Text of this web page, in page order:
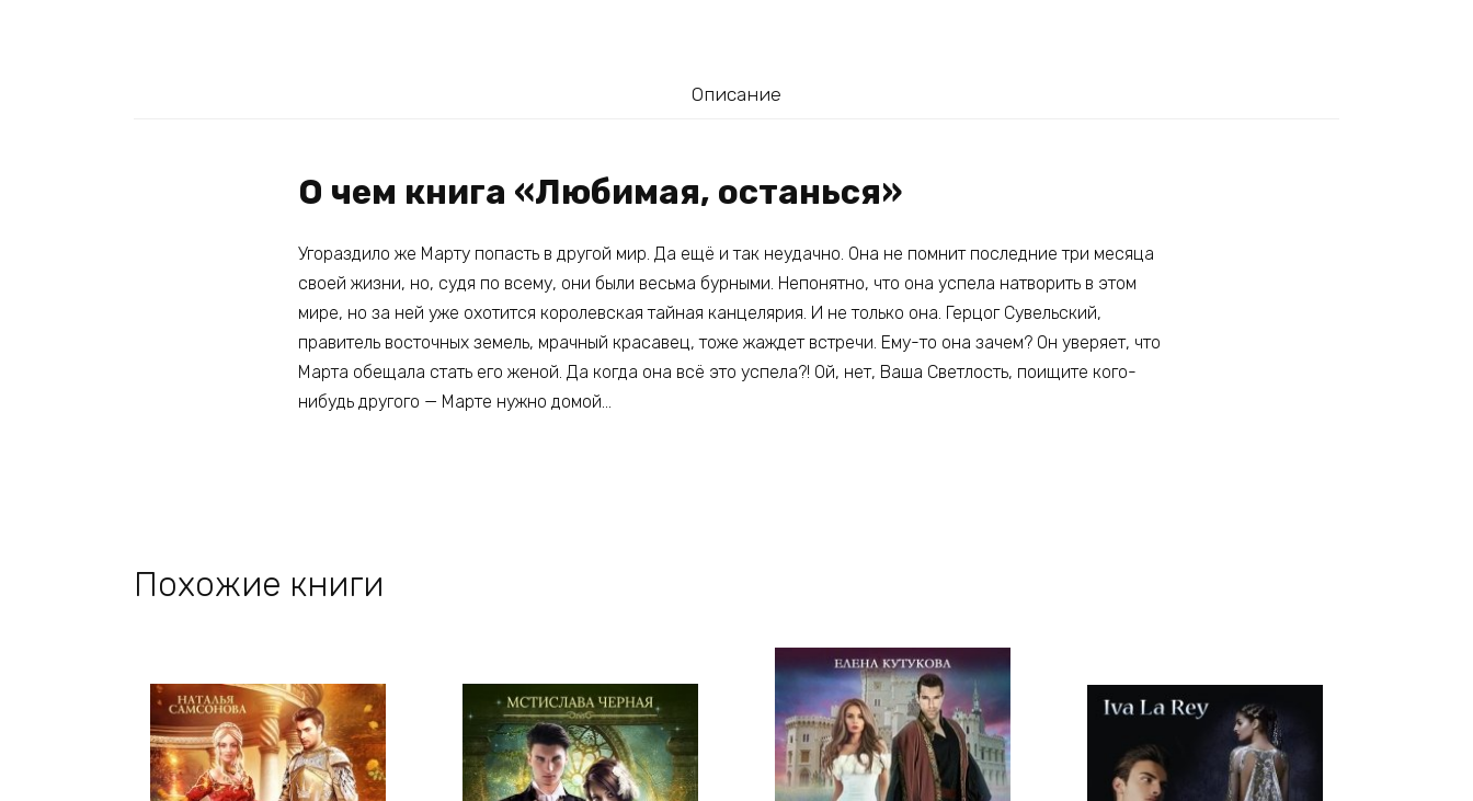
Описание
О чем книга «Любимая, останься»
Угораздило же Марту попасть в другой мир. Да ещё и так неудачно. Она не помнит последние три месяца
своей жизни, но, судя по всему, они были весьма бурными. Непонятно, что она успела натворить в этом
мире, но за ней уже охотится королевская тайная канцелярия. И не только она. Герцог Сувельский,
правитель восточных земель, мрачный красавец, тоже жаждет встречи. Ему-то она зачем? Он уверяет, что
Марта обещала стать его женой. Да когда она всё это успела?! Ой, нет, Ваша Светлость, поищите кого-
нибудь другого — Марте нужно домой…
Похожие книги